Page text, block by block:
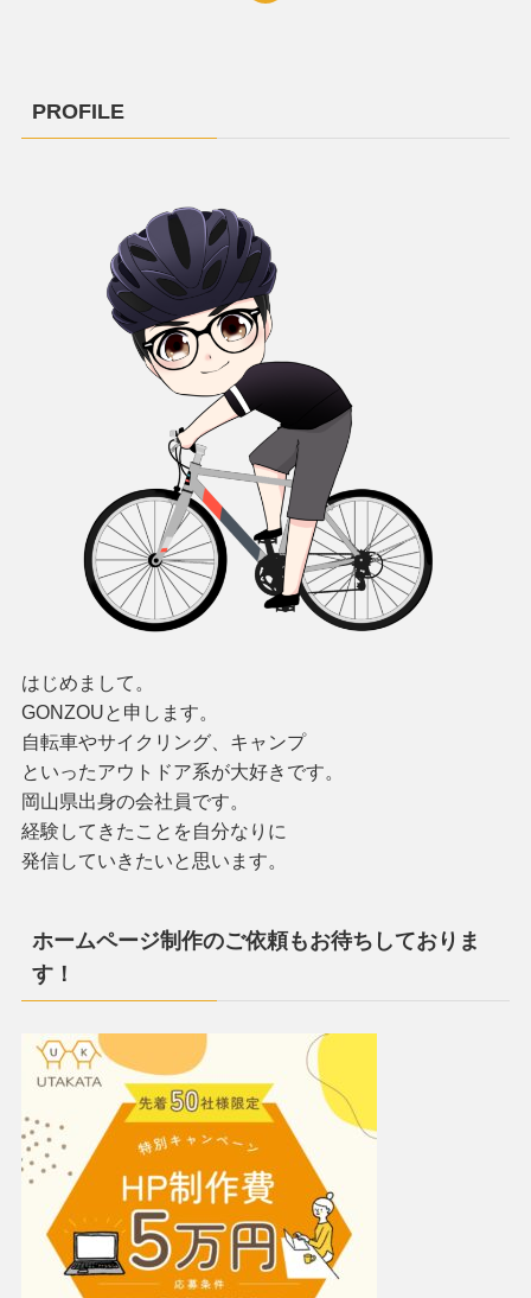
PROFILE
はじめまして。
GONZOUと申します。
自転車やサイクリング、キャンプ
といったアウトドア系が大好きです。
岡山県出身の会社員です。
経験してきたことを自分なりに
発信していきたいと思います。
ホームページ制作のご依頼もお待ちしておりま
す！